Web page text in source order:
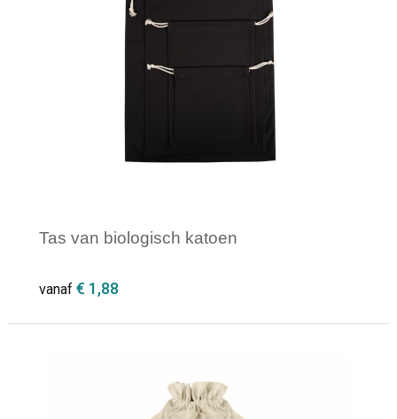
Tas van biologisch katoen
vanaf € 1,88
Minimale afname: 1